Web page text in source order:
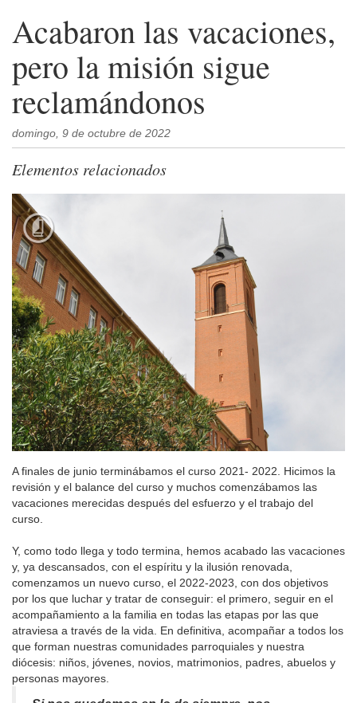
Acabaron las vacaciones,
pero la misión sigue
reclamándonos
domingo, 9 de octubre de 2022
Elementos relacionados
A finales de junio terminábamos el curso 2021- 2022. Hicimos la
revisión y el balance del curso y muchos comenzábamos las
vacaciones merecidas después del esfuerzo y el trabajo del
curso.
Y, como todo llega y todo termina, hemos acabado las vacaciones
y, ya descansados, con el espíritu y la ilusión renovada,
comenzamos un nuevo curso, el 2022-2023, con dos objetivos
por los que luchar y tratar de conseguir: el primero, seguir en el
acompañamiento a la familia en todas las etapas por las que
atraviesa a través de la vida. En definitiva, acompañar a todos los
que forman nuestras comunidades parroquiales y nuestra
diócesis: niños, jóvenes, novios, matrimonios, padres, abuelos y
personas mayores.